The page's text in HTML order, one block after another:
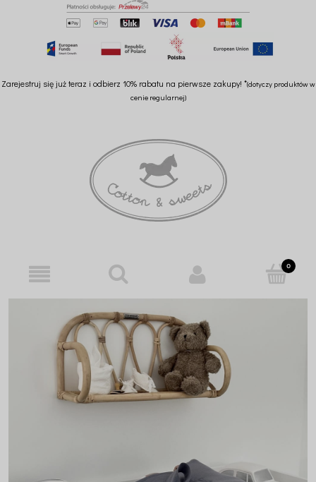
Zarejestruj się już teraz i odbierz 10% rabatu na pierwsze zakupy! *(dotyczy produktów w
cenie regularnej)